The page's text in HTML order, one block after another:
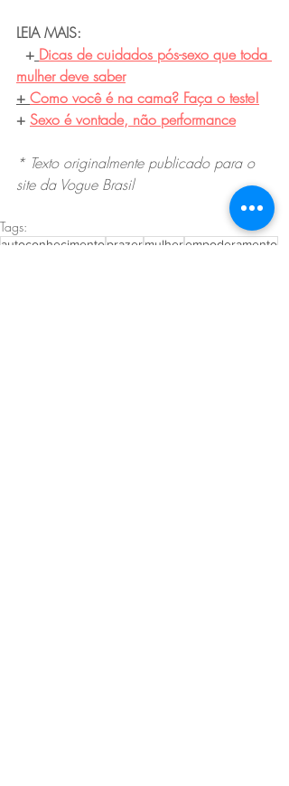
LEIA MAIS:
+ Dicas de cuidados pós-sexo que toda
mulher deve saber
+ Como você é na cama? Faça o teste!
+ Sexo é vontade, não performance
* Texto originalmente publicado para o
site da Vogue Brasil
Tags:
autoconhecimentoprazermulherempoderamento